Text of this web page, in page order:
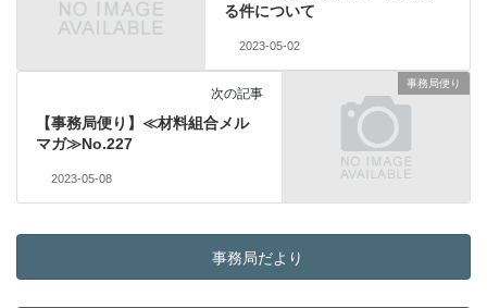
る件について
2023-05-02
事務局便り
次の記事
【事務局便り】≪材料組合メル
マガ≫No.227
2023-05-08
事務局だより